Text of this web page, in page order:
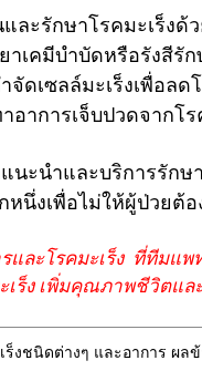
และรักษาโรคมะเร็
าเคมีบำบัดหรือรังสีรั
ดเซลล์มะเร็งเพื่อลด
อาการเจ็บปวดจากโ
นะนำและบริการรักษ
หนึ่งเพื่อไม่ให้ผู้ป่วยต้
และโรคมะเร็ง ที่ทีมแ
เร็ง เพิ่มคุณภาพชีวิตแ
ร็งชนิดต่างๆ และอาการ ผล